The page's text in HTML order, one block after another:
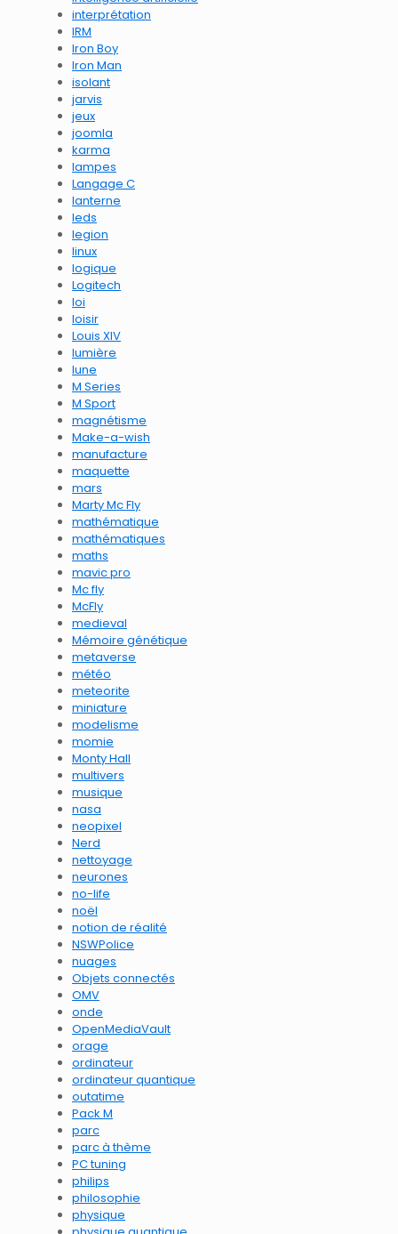
interprétation
IRM
Iron Boy
Iron Man
isolant
jarvis
jeux
joomla
karma
lampes
Langage C
lanterne
leds
legion
linux
logique
Logitech
loi
loisir
Louis XIV
lumière
lune
M Series
M Sport
magnétisme
Make-a-wish
manufacture
maquette
mars
Marty Mc Fly
mathématique
mathématiques
maths
mavic pro
Mc fly
McFly
medieval
Mémoire génétique
metaverse
météo
meteorite
miniature
modelisme
momie
Monty Hall
multivers
musique
nasa
neopixel
Nerd
nettoyage
neurones
no-life
noël
notion de réalité
NSWPolice
nuages
Objets connectés
OMV
onde
OpenMediaVault
orage
ordinateur
ordinateur quantique
outatime
Pack M
parc
parc à thème
PC tuning
philips
philosophie
physique